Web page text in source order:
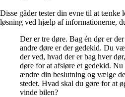
Disse gåder tester din evne til at tænke
løsning ved hjælp af informationerne,
Der er tre døre. Bag én dør er
andre døre er der gedekid. Du
der ved, hvad der er bag hver
døre for at afsløre et gedekid.
ændre din beslutning og vælge
stedet. Hvad skal du gøre for at
vinde bilen?